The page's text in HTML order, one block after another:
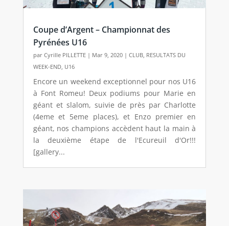
Coupe d’Argent – Championnat des
Pyrénées U16
par Cyrille PILLETTE| Mar 9, 2020| CLUB, RESULTATS DU
WEEK-END, U16
Encore un weekend exceptionnel pour nos U16
à Font Romeu! Deux podiums pour Marie en
géant et slalom, suivie de près par Charlotte
(4eme et 5eme places), et Enzo premier en
géant, nos champions accèdent haut la main à
la deuxième étape de l'Ecureuil d'Or!!!
[gallery...